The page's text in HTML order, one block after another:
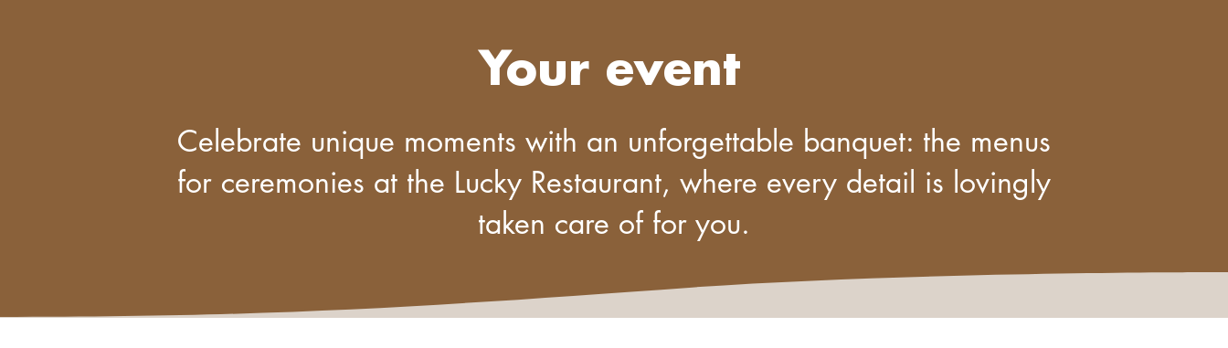
Your event
Celebrate unique moments with an unforgettable banquet: the menus
for ceremonies at the Lucky Restaurant, where every detail is lovingly
taken care of for you.